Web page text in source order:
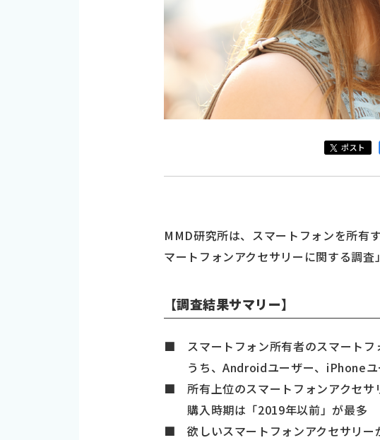
MMD研究所は、スマートフォンを所有
マートフォンアクセサリーに関する調査
【調査結果サマリー】
■ スマートフォン所有者のスマートフ
うち、Androidユーザー、iPhoneユ
■ 所有上位のスマートフォンアクセサ
購入時期は「2019年以前」が最多
■ 欲しいスマートフォンアクセサリー